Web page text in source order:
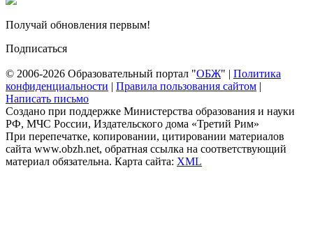
Получай обновления первым!
Подписаться
© 2006-2026 Образовательный портал "ОБЖ" | Политика
конфиденциальности | Правила пользования сайтом |
Написать письмо
Создано при поддержке Министерства образования и науки
РФ, МЧС России, Издательского дома «Третий Рим»
При перепечатке, копировании, цитировании материалов
сайта www.obzh.net, обратная ссылка на соответствующий
материал обязательна. Карта сайта: XML